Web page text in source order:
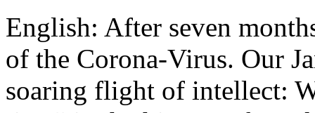
English: After seven
of the Corona-Virus. Our
soaring flight of intellect: